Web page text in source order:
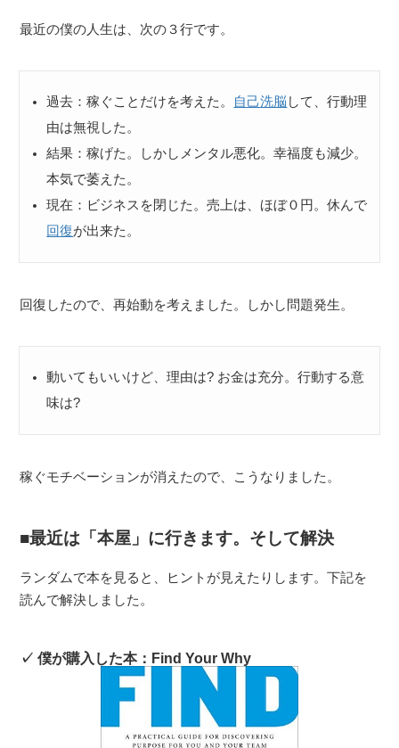
最近の僕の人生は、次の３行です。
過去：稼ぐことだけを考えた。 自己洗脳 して、行動理
由は無視した。
結果：稼げた。しかしメンタル悪化。幸福度も減少。
本気で萎えた。
現在：ビジネスを閉じた。売上は、ほぼ０円。休んで
回復が出来た。
回復したので、再始動を考えました。しかし問題発生。
動いてもいいけど、理由は? お金は充分。行動する意
味は?
稼ぐモチベーションが消えたので、こうなりました。
最近は「本屋」に行きます。そして解決
ランダムで本を見ると、ヒントが見えたりします。下記を
読んで解決しました。
僕が購入した本：Find Your Why